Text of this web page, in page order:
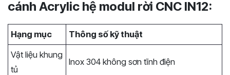
cánh Acrylic hệ modul rời CNC IN12:
Hạng mục
Thông số kỹ thuật
Vật liệu khung
tủ
Inox 304 không sơn tĩnh điện